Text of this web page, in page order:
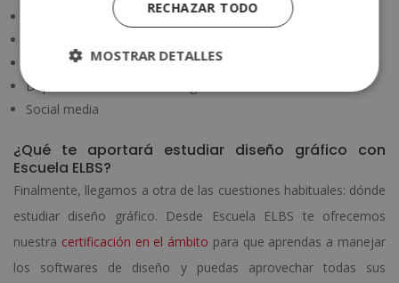
Gestión del grafismo en medios de comunicación
Diseño de libros, revistas y medios en el ámbito editorial
Departamentos de marketing
Social media
¿Qué te aportará estudiar diseño gráfico con
Escuela ELBS?
Finalmente, llegamos a otra de las cuestiones habituales: dónde
estudiar diseño gráfico. Desde Escuela ELBS te ofrecemos
nuestra certificación en el ámbito para que aprendas a manejar
los softwares de diseño y puedas aprovechar todas sus
RECHAZAR TODO
MOSTRAR DETALLES